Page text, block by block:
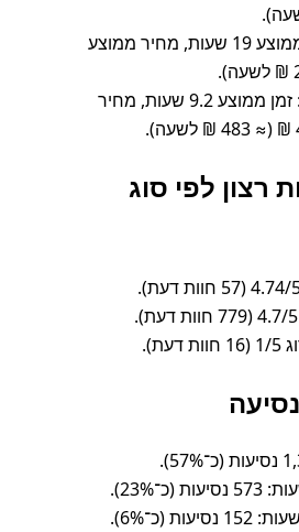
אוטובוס: זמן ממוצע 19 שעות, מחיר ממוצע
הסעה פרטית: זמן ממוצע 9.2 שעות, מחיר
רצון לפי סוג